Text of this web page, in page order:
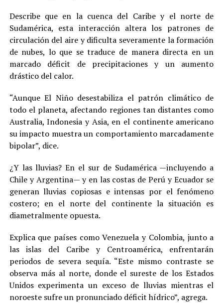
Describe que en la cuenca del Caribe y el norte de
Sudamérica, esta interacción altera los patrones de
circulación del aire y dificulta severamente la formación
de nubes, lo que se traduce de manera directa en un
marcado déficit de precipitaciones y un aumento
drástico del calor.
“Aunque El Niño desestabiliza el patrón climático de
todo el planeta, afectando regiones tan distantes como
Australia, Indonesia y Asia, en el continente americano
su impacto muestra un comportamiento marcadamente
bipolar”, dice.
¿Y las lluvias? En el sur de Sudamérica —incluyendo a
Chile y Argentina— y en las costas de Perú y Ecuador se
generan lluvias copiosas e intensas por el fenómeno
costero; en el norte del continente la situación es
diametralmente opuesta.
Explica que países como Venezuela y Colombia, junto a
las islas del Caribe y Centroamérica, enfrentarán
periodos de severa sequía. “Este mismo contraste se
observa más al norte, donde el sureste de los Estados
Unidos experimenta un exceso de lluvias mientras el
noroeste sufre un pronunciado déficit hídrico”, agrega.